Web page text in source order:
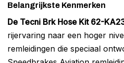
Belangrijkste Kenmerken
De Tecni Brk Hose Kit 62-
rijervaring naar een hoger
remleidingen die speciaal